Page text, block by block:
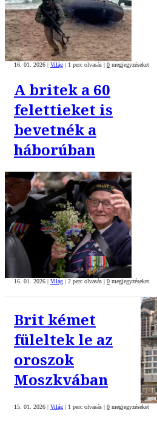
16. 01. 2026 | Világ | 1 perc olvasás | 0 megjegyzéseket
A britek a 60
felettieket is
bevetnék a
háborúban
16. 01. 2026 Világ 2 perc olvasás 0 megjegyzéseket
Brit kémet
füleltek le az
oroszok
Moszkvában
15. 01. 2026 Világ 1 perc olvasás 0 megjegyzéseket